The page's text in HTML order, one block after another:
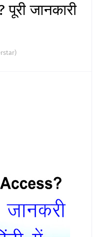
जानकारी